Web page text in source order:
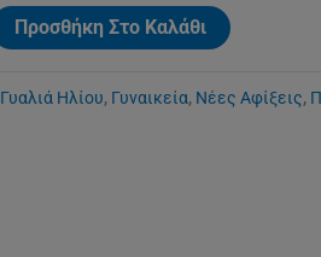
116.00€.
Προσθήκη Στο Καλάθι
Γυαλιά Ηλίου, Γυναικεία, Νέες Αφίξεις,